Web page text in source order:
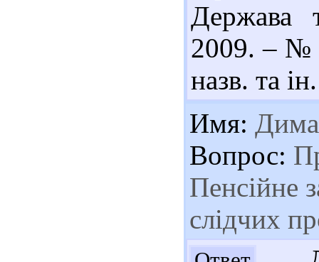
Держава
2009. – №
назв. та ін.
Имя: Дима
Вопрос:
Пенсійне
слідчих